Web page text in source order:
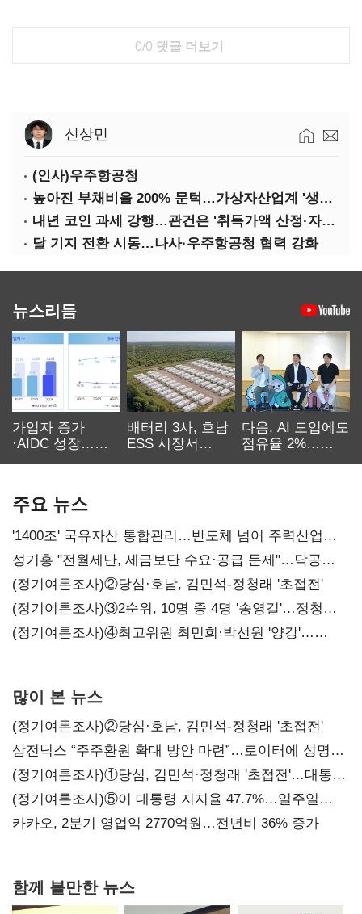
0/0 댓글 더보기
신상민
(인사)우주항공청
높아진 부채비율 200% 문턱…가상자산업계 '생존 시험대'
내년 코인 과세 강행…관건은 '취득가액 산정·자산 이동'
달 기지 전환 시동…나사·우주항공청 협력 강화
뉴스리듬
가입자 증가
·AIDC 성장…
배터리 3사, 호남
ESS 시장서
다음, AI 도입에도
점유율 2%…
주요 뉴스
'1400조' 국유자산 통합관리…반도체 넘어 주력산업
구조혁신
성기홍 "전월세난, 세금보단 수요·공급 문제"…닥공
시사
(정기여론조사)②당심·호남, 김민석-정청래 '초접전'
(정기여론조사)③2순위, 10명 중 4명 '송영길'…정청래
'한 자릿수'
(정기여론조사)④최고위원 최민희·박선원 '양강'…
많이 본 뉴스
(정기여론조사)②당심·호남, 김민석-정청래 '초접전'
삼전닉스 “주주환원 확대 방안 마련”…로이터에 성명
보내
(정기여론조사)①당심, 김민석·정청래 '초접전'…대통령
지지도 '50% 아래로'(종합)
(정기여론조사)⑤이 대통령 지지율 47.7%…일주일
만에 다시 40%대
카카오, 2분기 영업익 2770억원…전년비 36% 증가
함께 볼만한 뉴스